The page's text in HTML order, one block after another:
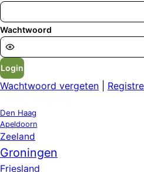
Wachtwoord
Login
Wachtwoord vergeten
Den Haag
Apeldoorn
Zeeland
Groningen
Friesland